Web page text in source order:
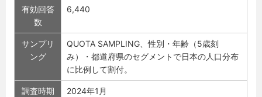
有効回答
数
6,440
サンプリ
ング
QUOTA SAMPLING、性別・年齢（5歳刻
み）・都道府県のセグメントで日本の人口分布
に比例して割付。
調査時期 2024年1月